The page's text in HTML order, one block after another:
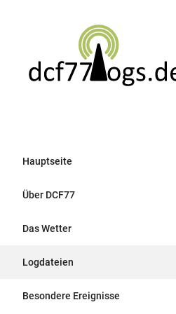
Hauptseite
Über DCF77
Das Wetter
Logdateien
Besondere Ereignisse